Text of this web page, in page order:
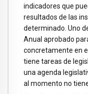
indicadores que
resultados de las
determinado. Uno
Anual aprobado
concretamente en
tiene tareas de
una agenda
al momento no